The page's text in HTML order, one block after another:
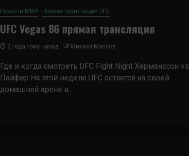
Новости ММА Прямая трансляция UFC
UFC Vegas 86 прямая трансляция
2 года тому назад Михаил Маслов
Где и когда смотреть UFC Fight Night Херманссон vs.
Пайфер На этой неделе UFC остается на своей
домашней арене в...